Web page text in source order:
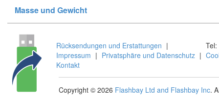
Masse und Gewicht
Tel:
Rücksendungen und Erstattungen |
Impressum | Privatsphäre und Datenschutz |
Kontakt
Copyright © 2026 Flashbay Ltd and Flashbay Inc.